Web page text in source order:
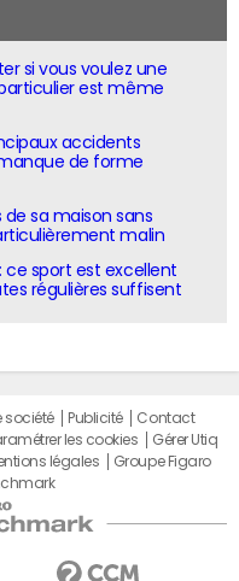
si vous voulez une
est même
accidents
de forme
sa maison sans
malin
ce sport est excellent
régulières suffisent
société Publicité
Contact
les cookies
Gérer Utiq
légales
Groupe Figaro